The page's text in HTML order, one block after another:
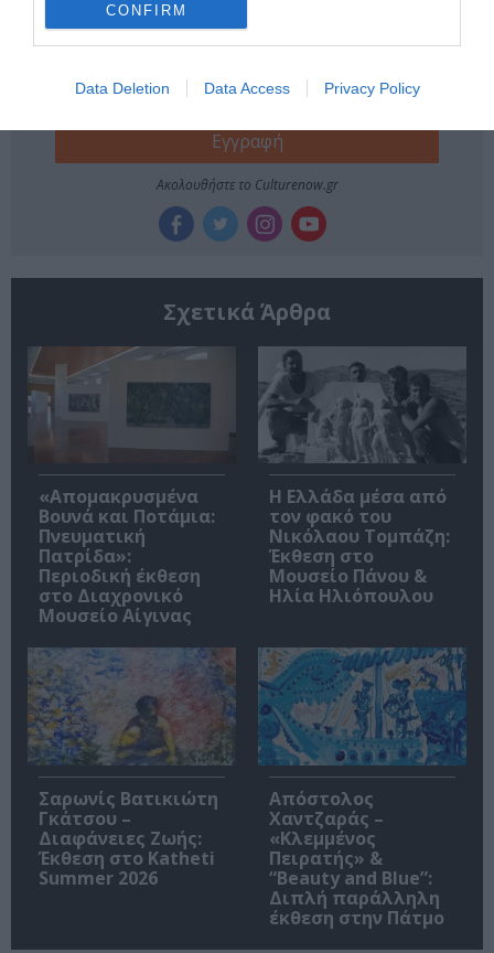
CONFIRM
Data Deletion Data Access Privacy Policy
Κάθε βδομάδα στο e-mail σας τα τελευταία νέα για
την Τέχνη και τον Πολιτισμό!
Ακολουθήστε το Culturenow.gr
Σχετικά Άρθρα
«Απομακρυσμένα
Βουνά και Ποτάμια:
Πνευματική
Πατρίδα»:
Περιοδική έκθεση
στο Διαχρονικό
Μουσείο Αίγινας
Η Ελλάδα μέσα από
τον φακό του
Νικόλαου Τομπάζη:
Έκθεση στο
Μουσείο Πάνου &
Ηλία Ηλιόπουλου
Σαρωνίς Βατικιώτη
Γκάτσου –
Διαφάνειες Ζωής:
Έκθεση στο Katheti
Summer 2026
Απόστολος
Χαντζαράς –
«Κλεμμένος
Πειρατής» &
“Beauty and Blue”:
Διπλή παράλληλη
έκθεση στην Πάτμο